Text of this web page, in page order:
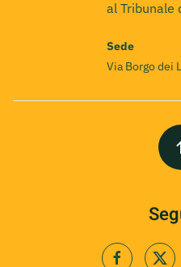
al Tribunale
Sede
Via Borgo dei